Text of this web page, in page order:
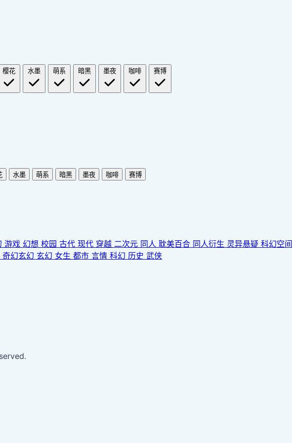
樱花 水墨 萌系 暗黑 墨夜 咖啡 赛博
水墨 萌系 暗黑 墨夜 咖啡 赛博
游戏 幻想 校园 古代 现代 穿越 二次元 同人 耽美百合 同人衍生 灵异悬疑 科幻空间
奇幻玄幻 玄幻 女生 都市 言情 科幻 历史 武侠